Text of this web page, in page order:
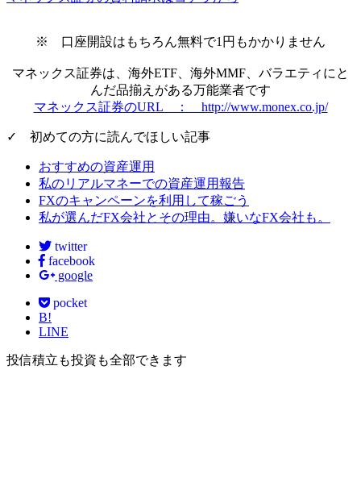
※ 口座開設はもちろん無料で1円もかかりません
マネックス証券は、海外ETF、海外MMF、バラエティにと
んだ品揃えがある万能業者です
マネックス証券のURL ： http://www.monex.co.jp/
✓ 初めての方に読んでほしい記事
おすすめの資産運用
私のリアルマネーでの資産運用報告
FXのキャンペーンを利用して稼ごう
私が選んだFX会社とその理由。嫌いなFX会社も。
twitter
facebook
google
pocket
B!
LINE
投信積立も投資も全部できます